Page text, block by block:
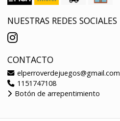
NUESTRAS REDES SOCIALES
CONTACTO
elperroverdejuegos@gmail.com
1151747108
Botón de arrepentimiento